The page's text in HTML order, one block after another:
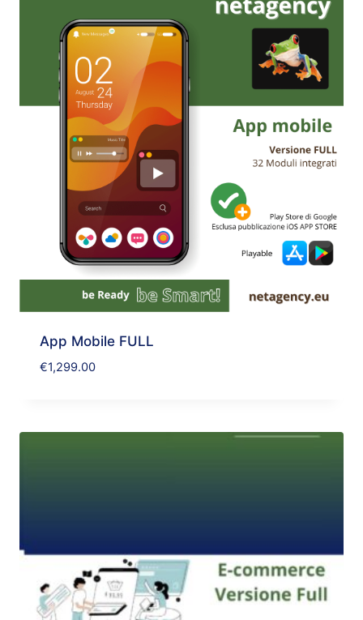
App Mobile FULL
€1,299.00